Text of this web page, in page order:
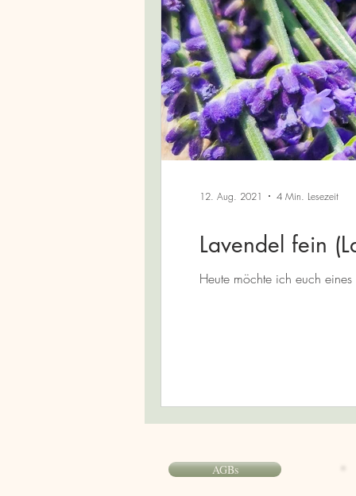
Lavendel fein
Heute möchte ich euch
12. Aug. 2021 4 Min. Lesezeit
AGBs